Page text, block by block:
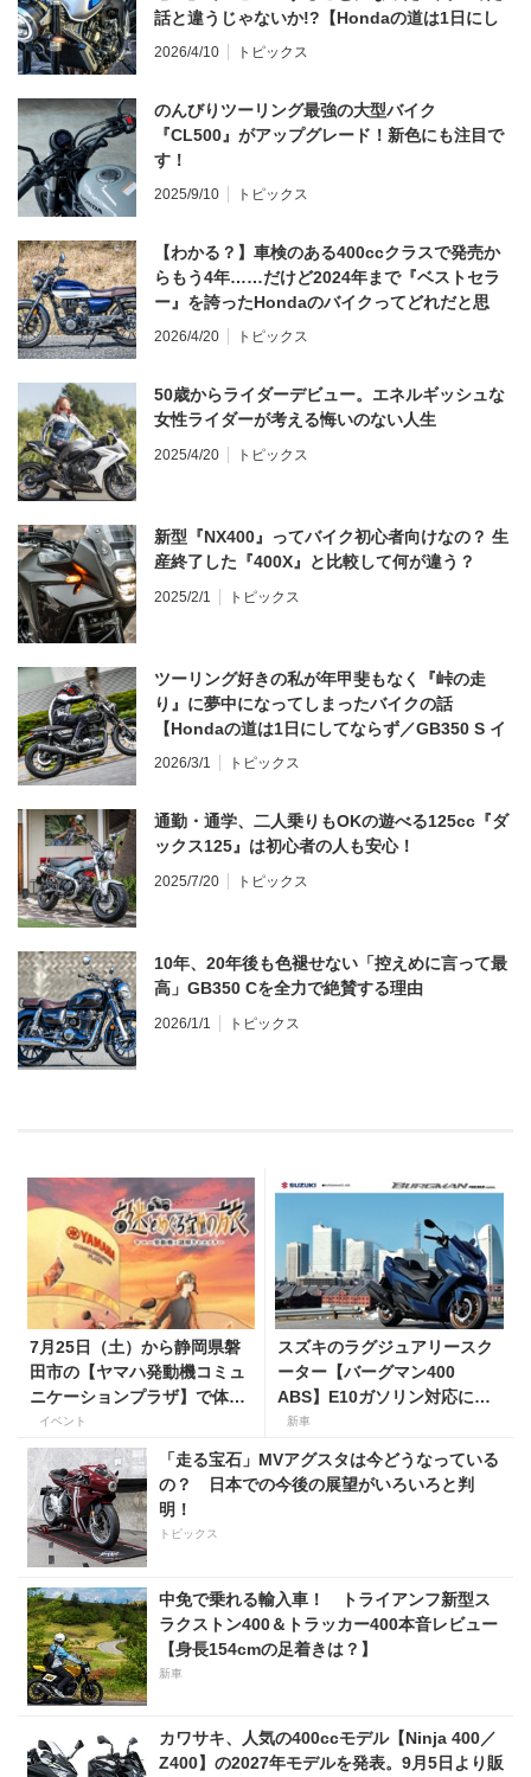
話と違うじゃないか!?【Hondaの道は1日にし
てならず／CB1000F ①第一印象 編】
2026/4/10 トピックス
のんびりツーリング最強の大型バイク
『CL500』がアップグレード！新色にも注目で
す！
2025/9/10 トピックス
【わかる？】車検のある400ccクラスで発売か
らもう4年……だけど2024年まで『ベストセラ
ー』を誇ったHondaのバイクってどれだと思
う？
2026/4/20 トピックス
50歳からライダーデビュー。エネルギッシュな
女性ライダーが考える悔いのない人生
2025/4/20 トピックス
新型『NX400』ってバイク初心者向けなの？ 生
産終了した『400X』と比較して何が違う？
2025/2/1 トピックス
ツーリング好きの私が年甲斐もなく『峠の走
り』に夢中になってしまったバイクの話
【Hondaの道は1日にしてならず／GB350 S イ
ンプレ・レビュー 前編】
2026/3/1 トピックス
通勤・通学、二人乗りもOKの遊べる125cc『ダ
ックス125』は初心者の人も安心！
2025/7/20 トピックス
10年、20年後も色褪せない「控えめに言って最
高」GB350 Cを全力で絶賛する理由
2026/1/1 トピックス
7月25日（土）から静岡県磐
田市の【ヤマハ発動機コミュ
ニケーションプラザ】で体験
型謎解きイベントを開催！
イベント
スズキのラグジュアリースク
ーター【バーグマン400
ABS】E10ガソリン対応に仕
様変更して発売。価格は据え
置きの98万100円！
新車
「走る宝石」MVアグスタは今どうなっている
の？ 日本での今後の展望がいろいろと判
明！
トピックス
中免で乗れる輸入車！ トライアンフ新型ス
ラクストン400＆トラッカー400本音レビュー
【身長154cmの足着きは？】
新車
カワサキ、人気の400ccモデル【Ninja 400／
Z400】の2027年モデルを発表。9月5日より販